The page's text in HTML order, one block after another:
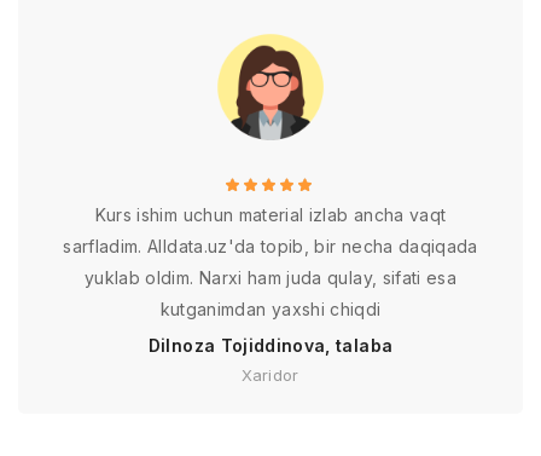
Kurs ishim uchun material izlab ancha vaqt
sarfladim. Alldata.uz'da topib, bir necha daqiqada
yuklab oldim. Narxi ham juda qulay, sifati esa
kutganimdan yaxshi chiqdi
Dilnoza Tojiddinova, talaba
Xaridor